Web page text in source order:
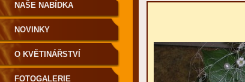
NAŠE NABÍDKA
NOVINKY
O KVĚTINÁŘSTVÍ
FOTOGALERIE